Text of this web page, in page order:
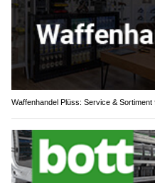
Waffenhandel Plüss: Service &